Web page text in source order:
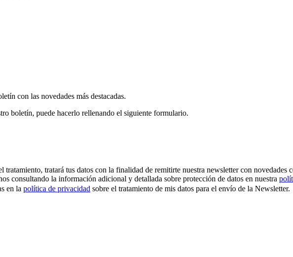
con las novedades más destacadas.
boletín, puede hacerlo rellenando el siguiente formulario.
tratará tus datos con la finalidad de remitirte nuestra newsletter con novedades
consultando la información adicional y detallada sobre protección de datos en nuestra
en la política de privacidad sobre el tratamiento de mis datos para el envío de la Newsletter.